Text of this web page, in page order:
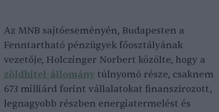
Az MNB sajtóeseményén, Budapesten a
Fenntartható pénzügyek főosztályának
vezetője, Holczinger Norbert közölte, hogy a
zöldhitel-állomány túlnyomó része, csaknem
673 milliárd forint vállalatokat finanszírozott,
legnagyobb részben energiatermelést és